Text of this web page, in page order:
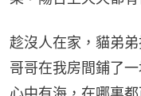
趁沒人在家，貓弟
哥哥在我房間鋪了